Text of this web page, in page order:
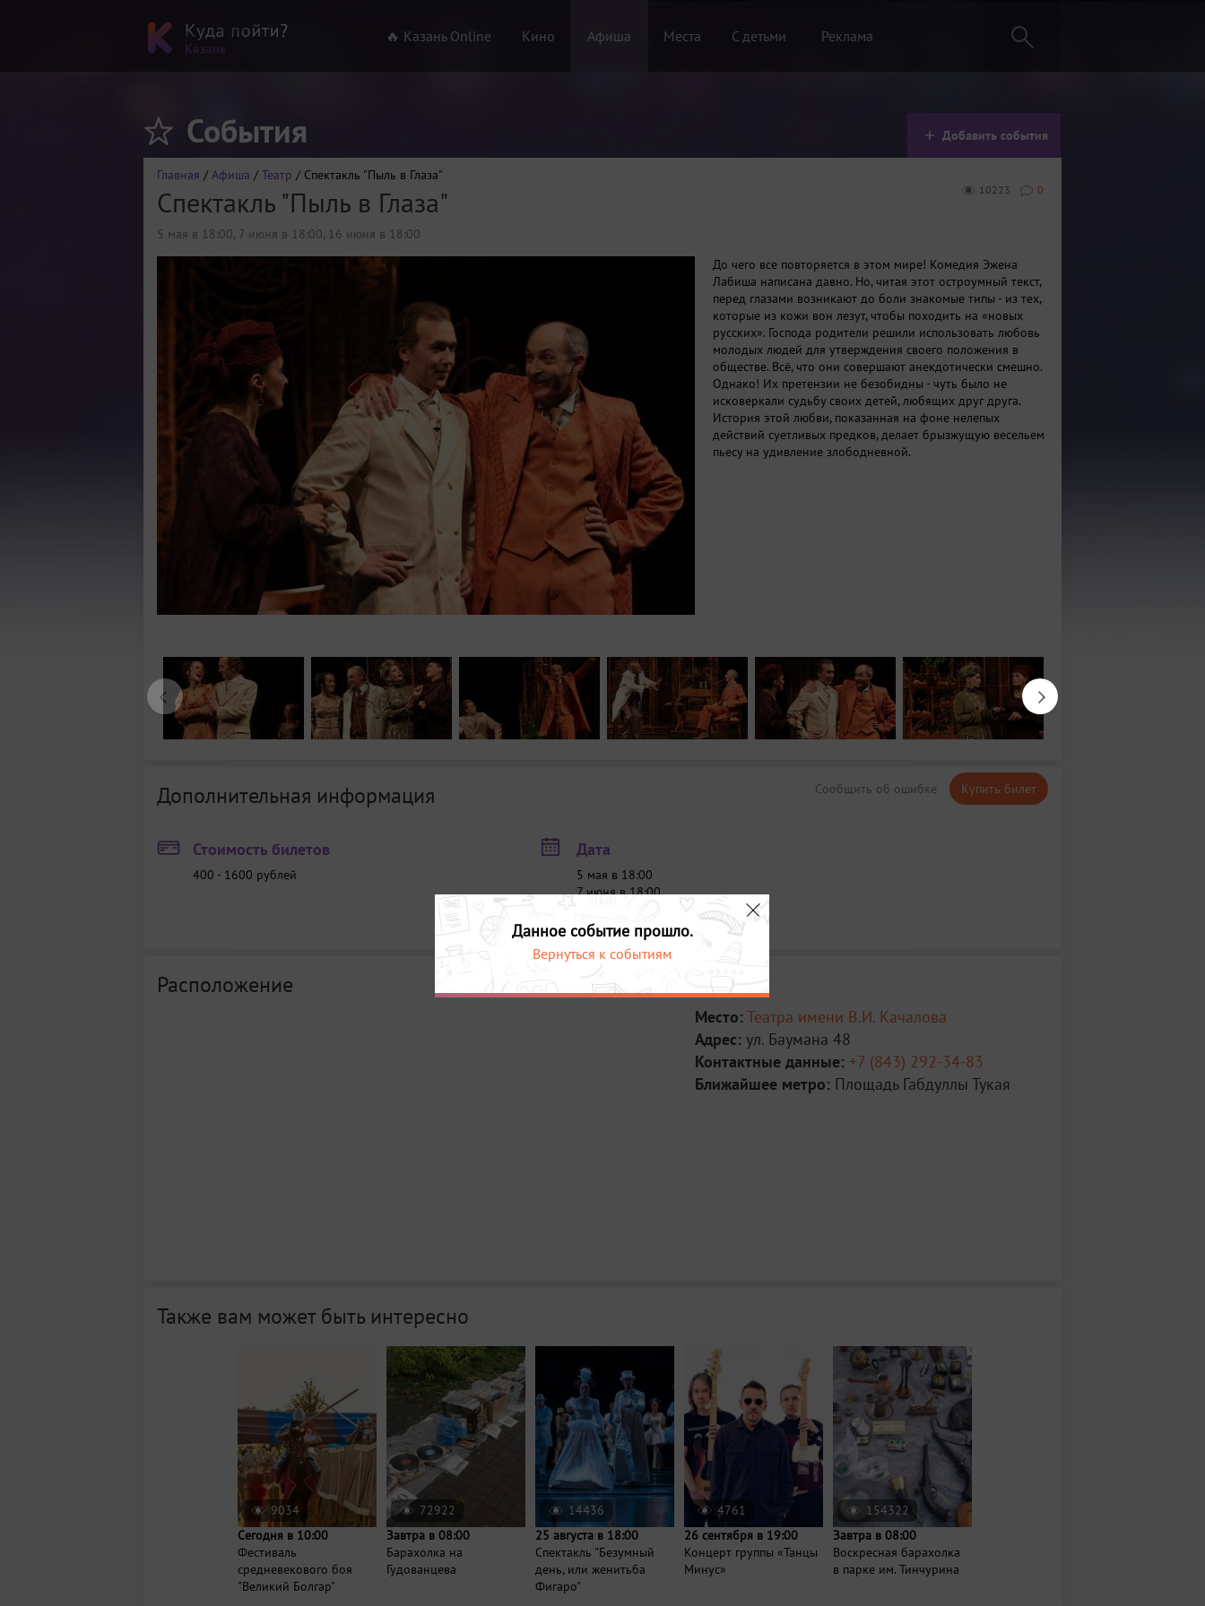
🔥 Казань Online Кино Афиша Места С детьми Реклама
События Добавить события
Главная / Афиша / Театр / Спектакль "Пыль в Глаза"
0
10223
Спектакль "Пыль в Глаза"
5 мая в 18:00, 7 июня в 18:00, 16 июня в 18:00
До чего все повторяется в этом мире! Комедия Эжена
Лабиша написана давно. Но, читая этот остроумный текст,
перед глазами возникают до боли знакомые типы - из тех,
которые из кожи вон лезут, чтобы походить на «новых
русских». Господа родители решили использовать любовь
молодых людей для утверждения своего положения в
обществе. Всё, что они совершают анекдотически смешно.
Однако! Их претензии не безобидны - чуть было не
исковеркали судьбу своих детей, любящих друг друга.
История этой любви, показанная на фоне нелепых
действий суетливых предков, делает брызжущую весельем
пьесу на удивление злободневной.
Сообщить об ошибке Купить билет
Дополнительная информация
Стоимость билетов
400 - 1600 рублей
Дата
5 мая в 18:00
7 июня в 18:00
Расположение
Место: Театра имени В.И. Качалова
Адрес: ул. Баумана 48
Контактные данные: +7 (843) 292-34-83
Ближайшее метро: Площадь Габдуллы Тукая
Также вам может быть интересно
9034
Сегодня в 10:00
Фестиваль
средневекового боя
"Великий Болгар"
72922
Завтра в 08:00
Барахолка на
Гудованцева
14436
25 августа в 18:00
Спектакль "Безумный
день, или женитьба
Фигаро"
4761
26 сентября в 19:00
Концерт группы «Танцы
Минус»
154322
Завтра в 08:00
Воскресная барахолка
в парке им. Тинчурина
Данное событие прошло.
Вернуться к событиям